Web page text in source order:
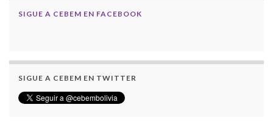
SIGUE A CEBEM EN FACEBOOK
SIGUE A CEBEM EN TWITTER